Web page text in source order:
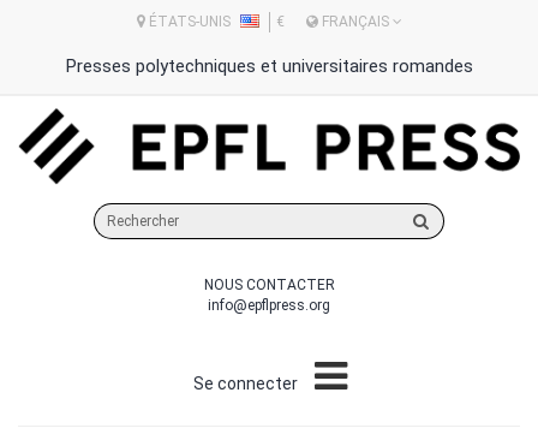
ÉTATS-UNIS € FRANÇAIS
Presses polytechniques et universitaires romandes
sur
site
NOUS CONTACTER
info@epflpress.org
Se connecter